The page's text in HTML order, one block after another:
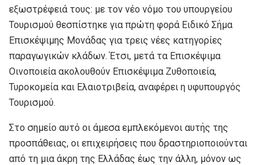
εξωστρέφειά τους: με τον νέο νόμο του υπουργείου
Τουρισμού θεσπίστηκε για πρώτη φορά Ειδικό Σήμα
Επισκέψιμης Μονάδας για τρεις νέες κατηγορίες
παραγωγικών κλάδων. Έτσι, μετά τα Επισκέψιμα
Οινοποιεία ακολουθούν Επισκέψιμα Ζυθοποιεία,
Τυροκομεία και Ελαιοτριβεία, αναφέρει η υφυπουργός
Τουρισμού.
Στο σημείο αυτό οι άμεσα εμπλεκόμενοι αυτής της
προσπάθειας, οι επιχειρήσεις που δραστηριοποιούνται
από τη μια άκρη της Ελλάδας έως την άλλη, μόνον ως